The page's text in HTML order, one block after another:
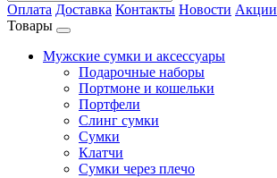
Оплата Доставка Контакты Новости Акции
Товары
Мужские сумки и аксессуары
Подарочные наборы
Портмоне и кошельки
Портфели
Слинг сумки
Сумки
Клатчи
Сумки через плечо